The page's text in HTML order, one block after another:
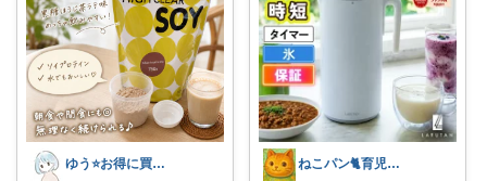
ゆう⭐️お得に買いたいワーママ‼️ ねこパン🐈育児お助け